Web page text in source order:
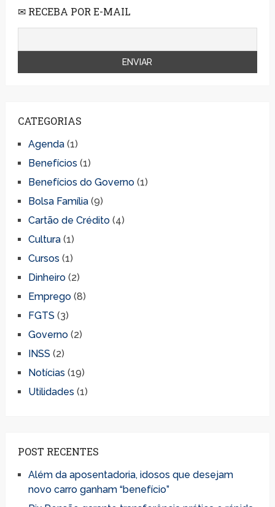
✉ RECEBA POR E-MAIL
CATEGORIAS
Agenda(1)
Benefícios (1)
Benefícios do Governo(1)
Bolsa Família(9)
Cartão de Crédito(4)
Cultura(1)
Cursos (1)
Dinheiro(2)
Emprego(8)
FGTS (3)
Governo(2)
INSS (2)
Notícias (19)
Utilidades (1)
POST RECENTES
Além da aposentadoria, idosos que desejam
novo carro ganham “benefício”